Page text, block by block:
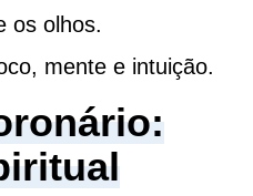
os olhos.
mente e intuição.